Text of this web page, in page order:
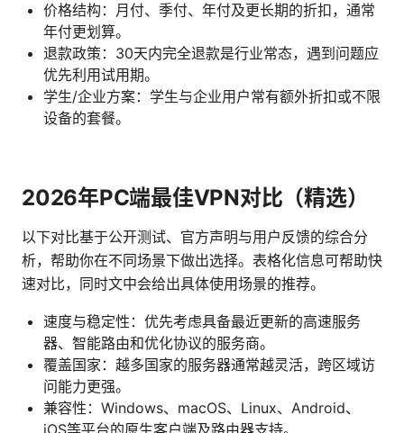
价格结构：月付、季付、年付及更长期的折扣，通常
年付更划算。
退款政策：30天内完全退款是行业常态，遇到问题应
优先利用试用期。
学生/企业方案：学生与企业用户常有额外折扣或不限
设备的套餐。
2026年PC端最佳VPN对比（精选）
以下对比基于公开测试、官方声明与用户反馈的综合分
析，帮助你在不同场景下做出选择。表格化信息可帮助快
速对比，同时文中会给出具体使用场景的推荐。
速度与稳定性：优先考虑具备最近更新的高速服务
器、智能路由和优化协议的服务商。
覆盖国家：越多国家的服务器通常越灵活，跨区域访
问能力更强。
兼容性：Windows、macOS、Linux、Android、